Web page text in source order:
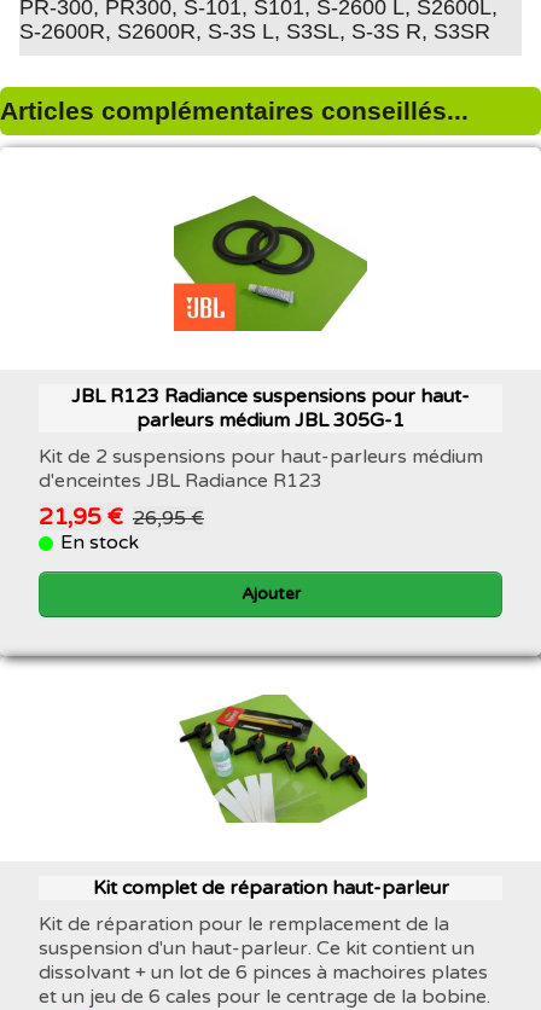
PR-300, PR300, S-101, S101, S-2600 L, S2600L,
S-2600R, S2600R, S-3S L, S3SL, S-3S R, S3SR
Articles complémentaires conseillés...
JBL R123 Radiance suspensions pour haut-
parleurs médium JBL 305G-1
Kit de 2 suspensions pour haut-parleurs médium
d'enceintes JBL Radiance R123
21,95 € 26,95 €
En stock
Ajouter
Kit complet de réparation haut-parleur
Kit de réparation pour le remplacement de la
suspension d'un haut-parleur. Ce kit contient un
dissolvant + un lot de 6 pinces à machoires plates
et un jeu de 6 cales pour le centrage de la bobine.